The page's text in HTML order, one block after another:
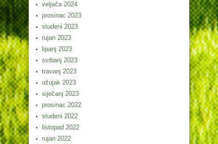
veljača 2024
prosinac 2023
studeni 2023
rujan 2023
lipanj 2023
svibanj 2023
travanj 2023
ožujak 2023
siječanj 2023
prosinac 2022
studeni 2022
listopad 2022
rujan 2022